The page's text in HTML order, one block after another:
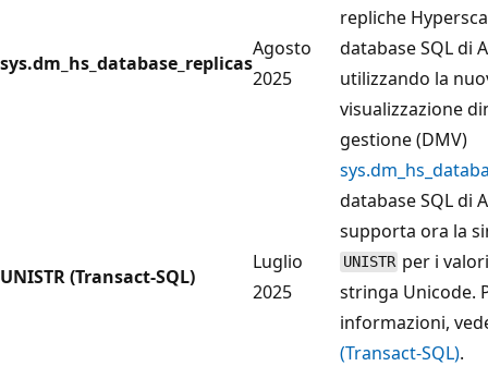
sys.dm_hs_database_replicas
Agosto
2025
repliche
database SQL di
utilizzando la
visualizzazione
gestione (DMV)
UNISTR (Transact-SQL)
Luglio
2025
database SQL di
supporta ora la
UNISTR per i
stringa Unicode.
informazioni,
(Transact-SQL).